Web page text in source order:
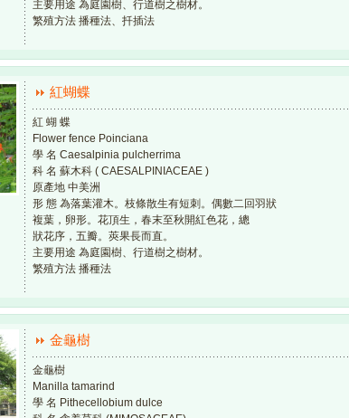
主要用途 為庭園樹、行道樹之樹材。
繁殖方法 播種法、扦插法
紅蝴蝶
紅 蝴 蝶
Flower fence Poinciana
學 名 Caesalpinia pulcherrima
科 名 蘇木科 ( CAESALPINIACEAE )
原產地 中美洲
形 態 為落葉灌木。枝條散生有短刺。偶數二回羽狀
複葉，卵形。花頂生，春末至秋開紅色花，總
狀花序，五瓣。莢果長而直。
主要用途 為庭園樹、行道樹之樹材。
繁殖方法 播種法
金龜樹
金龜樹
Manilla tamarind
學 名 Pithecellobium dulce